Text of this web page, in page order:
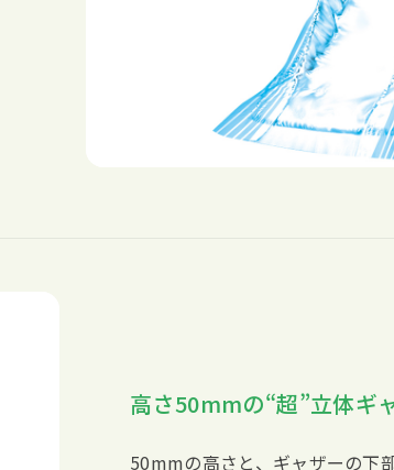
高さ50mmの“超”立体ギ
50mmの高さと、ギャザーの下